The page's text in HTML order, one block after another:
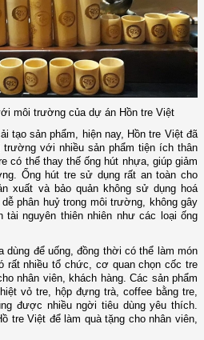
môi trường của dự án Hồn tre Việt
tạo sản phẩm, hiện nay, Hồn tre Việt đã
với nhiều sản phẩm tiện ích thân
có thể thay thế ống hút nhựa, giúp giảm
Ống hút tre sử dụng rất an toàn cho
xuất và bảo quản không sử dụng hoá
phân huỷ trong môi trường, không gây
nguyên thiên nhiên như các loại ống
để uống, đồng thời có thể làm món
rất nhiều tổ chức, cơ quan chọn cốc tre
nhân viên, khách hàng. Các sản phẩm
vỏ tre, hộp đựng trà, coffee bằng tre,
được nhiều ngời tiêu dùng yêu thích.
tre Việt để làm quà tặng cho nhân viên,